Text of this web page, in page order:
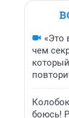
«Это
чем
боюсь!